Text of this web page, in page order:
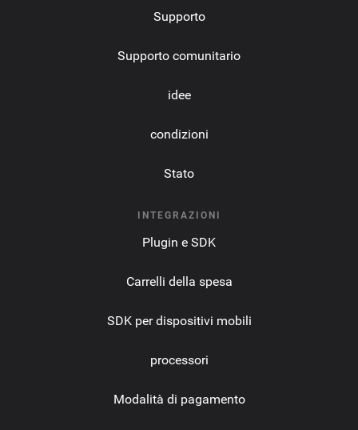
Supporto
Supporto comunitario
idee
condizioni
Stato
INTEGRAZIONI
Plugin e SDK
Carrelli della spesa
SDK per dispositivi mobili
processori
Modalità di pagamento